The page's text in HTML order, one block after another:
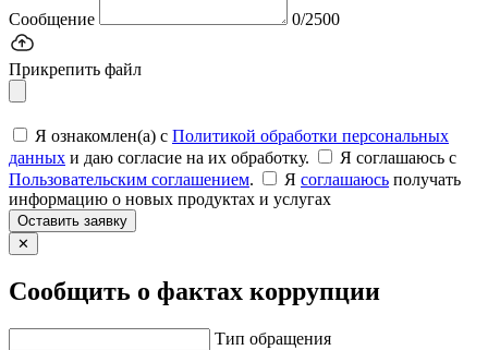
Сообщение 0/2500
Прикрепить файл
Я ознакомлен(а) с Политикой обработки персональных
данных и даю согласие на их обработку.
Я соглашаюсь c
Пользовательским соглашением. Я соглашаюсь получать
информацию о новых продуктах и услугах
Оставить заявку
✕
Сообщить о фактах коррупции
Тип обращения